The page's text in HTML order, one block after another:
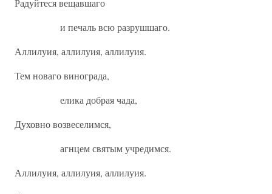
Радуйтеся вещавшаго
и печаль всю разрушшаго.
Аллилуия, аллилуия, аллилуия.
Тем новаго винограда,
елика добрая чада,
Духовно возвеселимся,
агнцем святым учредимся.
Аллилуия, аллилуия, аллилуия.